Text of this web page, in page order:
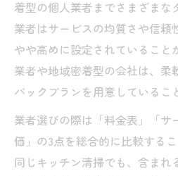
着型の個人業者までさまざまな
業者はサービスの均質さや信頼
やや高めに設定されていること
業者や地域密着型の会社は、柔
パックプランを用意しているこ
業者選びの際は「料金表」「サ
価」の3点を総合的に比較する
同じキッチン清掃でも、含まれ